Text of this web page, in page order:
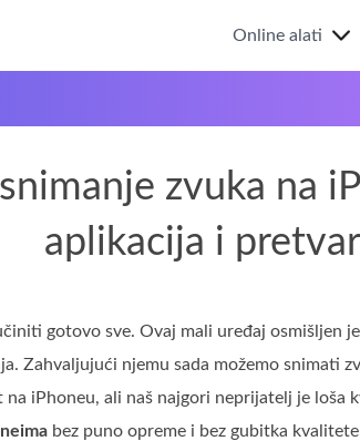
Online alati
zvuka na
aplikacija i
gotovo sve. Ovaj mali uređaj osmišljen
Zahvaljujući njemu sada možemo snimati
iPhoneu, ali naš najgori neprijatelj je loša
bez puno opreme i bez gubitka